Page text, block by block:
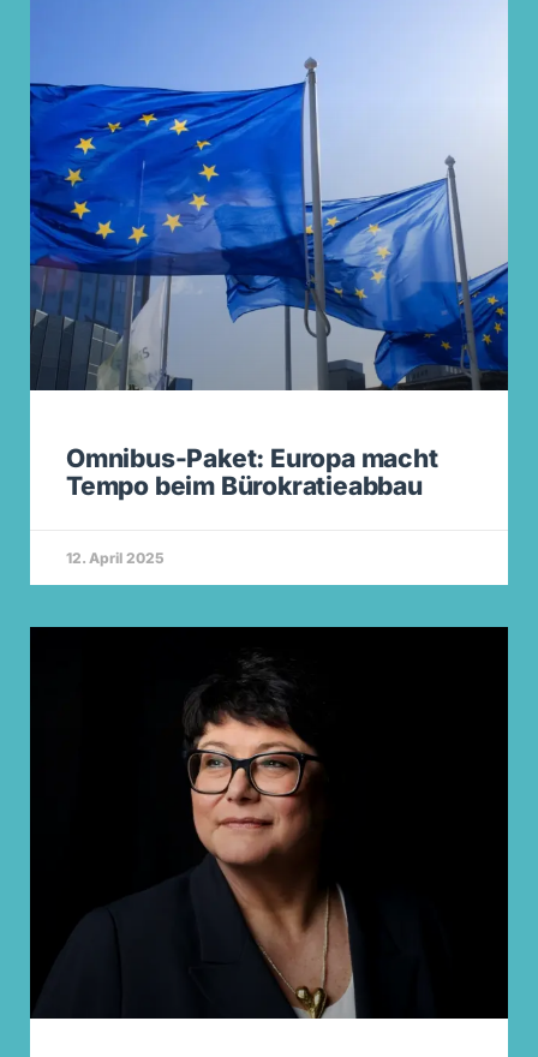
Omnibus-Paket: Europa macht
Tempo beim Bürokratieabbau
12. April 2025